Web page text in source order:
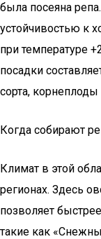
была посеяна
устойчивостью к
при температуре
посадки
сорта,
Когда собирают
Климат в этой
регионах. Здесь
позволяет
такие как